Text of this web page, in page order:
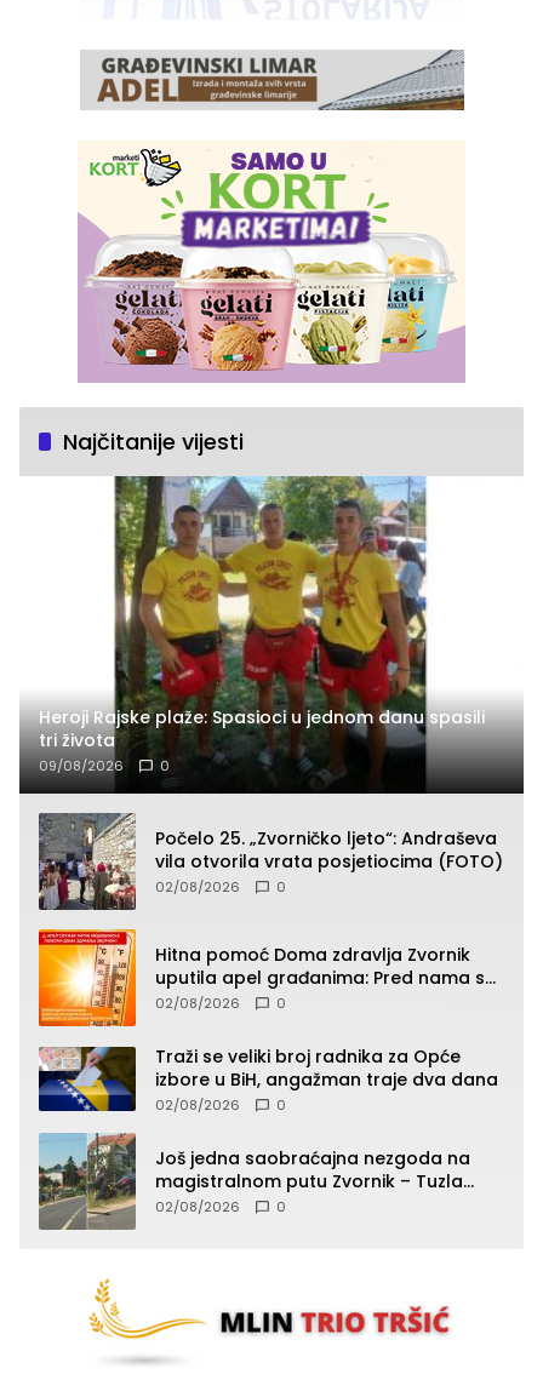
Najčitanije vijesti
Heroji Rajske plaže: Spasioci u jednom danu spasili
tri života
09/08/2026 0
Počelo 25. „Zvorničko ljeto“: Andraševa
vila otvorila vrata posjetiocima (FOTO)
02/08/2026 0
Hitna pomoć Doma zdravlja Zvornik
uputila apel građanima: Pred nama su
temperature do 40°C, oprez zbog
02/08/2026 0
Traži se veliki broj radnika za Opće
izbore u BiH, angažman traje dva dana
02/08/2026 0
Još jedna saobraćajna nezgoda na
magistralnom putu Zvornik – Tuzla
(FOTO)
02/08/2026 0